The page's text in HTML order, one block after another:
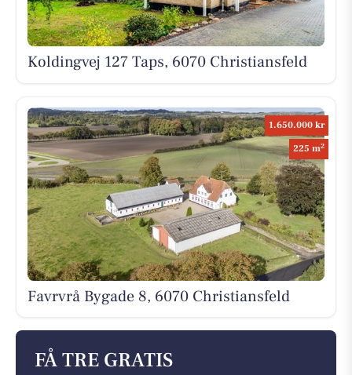
Koldingvej 127 Taps, 6070 Christiansfeld
1.650.000 kr
225 m2
Favrvrå Bygade 8, 6070 Christiansfeld
FÅ TRE GRATIS